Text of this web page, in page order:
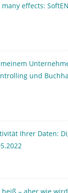
effects:
und
Ihrer Daten: